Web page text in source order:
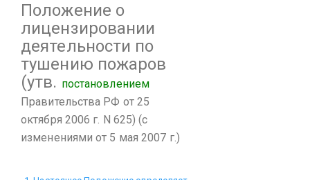
Положение о
лицензировании
деятельности по
тушению пожаров
(утв. постановлением
Правительства РФ от 25
октября 2006 г. N 625) (с
изменениями от 5 мая 2007 г.)